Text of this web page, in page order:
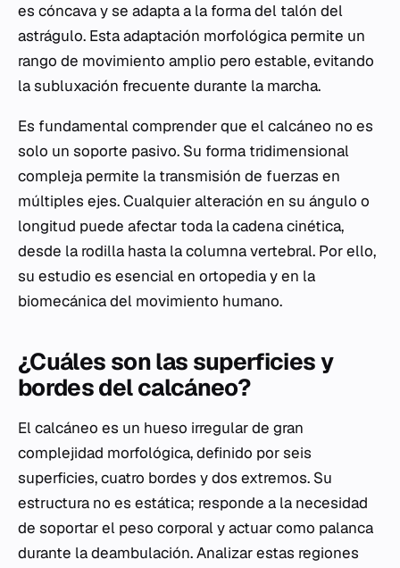
es cóncava y se adapta a la forma del talón del
astrágulo. Esta adaptación morfológica permite un
rango de movimiento amplio pero estable, evitando
la subluxación frecuente durante la marcha.
Es fundamental comprender que el calcáneo no es
solo un soporte pasivo. Su forma tridimensional
compleja permite la transmisión de fuerzas en
múltiples ejes. Cualquier alteración en su ángulo o
longitud puede afectar toda la cadena cinética,
desde la rodilla hasta la columna vertebral. Por ello,
su estudio es esencial en ortopedia y en la
biomecánica del movimiento humano.
¿Cuáles son las superficies y
bordes del calcáneo?
El calcáneo es un hueso irregular de gran
complejidad morfológica, definido por seis
superficies, cuatro bordes y dos extremos. Su
estructura no es estática; responde a la necesidad
de soportar el peso corporal y actuar como palanca
durante la deambulación. Analizar estas regiones